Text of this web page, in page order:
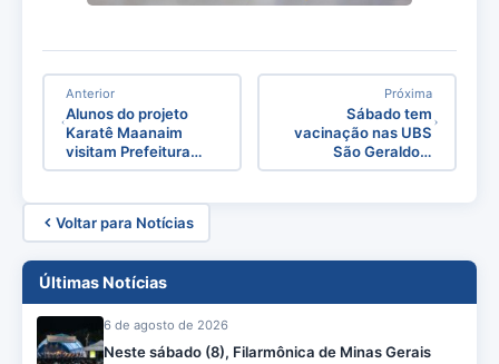
Anterior
Alunos do projeto
Karatê Maanaim
visitam Prefeitura…
Próxima
Sábado tem
vacinação nas UBS
São Geraldo…
Voltar para Notícias
Últimas Notícias
6 de agosto de 2026
Neste sábado (8), Filarmônica de Minas Gerais